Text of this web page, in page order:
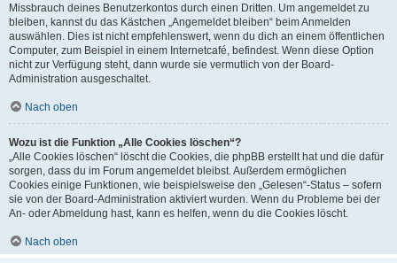
Missbrauch deines Benutzerkontos durch einen Dritten. Um angemeldet zu
bleiben, kannst du das Kästchen „Angemeldet bleiben“ beim Anmelden
auswählen. Dies ist nicht empfehlenswert, wenn du dich an einem öffentlichen
Computer, zum Beispiel in einem Internetcafé, befindest. Wenn diese Option
nicht zur Verfügung steht, dann wurde sie vermutlich von der Board-
Administration ausgeschaltet.
Nach oben
Wozu ist die Funktion „Alle Cookies löschen“?
„Alle Cookies löschen“ löscht die Cookies, die phpBB erstellt hat und die dafür
sorgen, dass du im Forum angemeldet bleibst. Außerdem ermöglichen
Cookies einige Funktionen, wie beispielsweise den „Gelesen“-Status – sofern
sie von der Board-Administration aktiviert wurden. Wenn du Probleme bei der
An- oder Abmeldung hast, kann es helfen, wenn du die Cookies löscht.
Nach oben